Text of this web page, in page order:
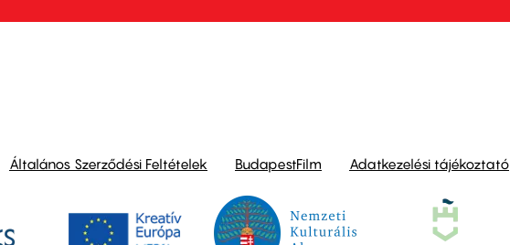
Általános Szerződési Feltételek BudapestFilm Adatkezelési tájékoztató